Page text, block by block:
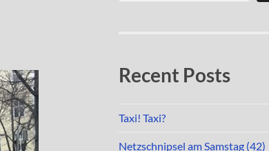
Recent Posts
Taxi! Taxi?
Netzschnipsel am Samstag (42)